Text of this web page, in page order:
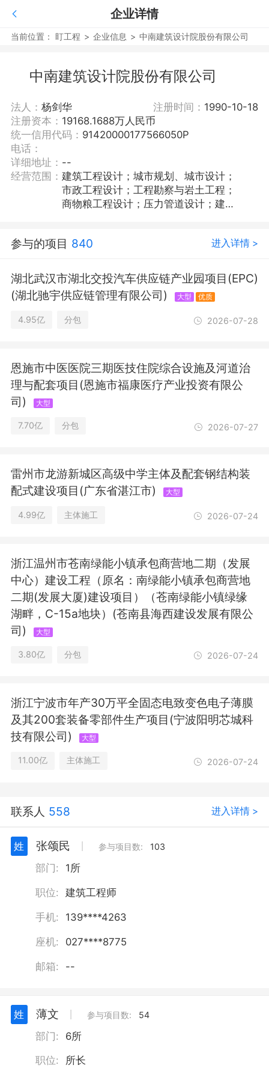
企业详情
当前位置： 盯工程 > 企业信息 > 中南建筑设计院股份有限公司
中南建筑设计院股份有限公司
法人： 杨剑华 注册时间： 1990-10-18
注册资本： 19168.1688万人民币
统一信用代码： 91420000177566050P
电话：
详细地址： --
经营范围： 建筑工程设计；城市规划、城市设计；
市政工程设计；工程勘察与岩土工程；
商物粮工程设计；压力管道设计；建筑
防设施工程、风景园林工程、人防工
及咨询服务；工程咨询及工程造价咨
询；建筑工程总承包、项目管理及技术
与管理服务；园林绿化工程施工；境外
建设工程的勘测、咨询、设计、项目管
理和总承包业务；会议展览服务；工程
参与的项目 840 进入详情 >
湖北武汉市湖北交投汽车供应链产业园项目(EPC)
(湖北驰宇供应链管理有限公司)
大型 优质
4.95亿 分包 2026-07-28
恩施市中医医院三期医技住院综合设施及河道治
理与配套项目(恩施市福康医疗产业投资有限公
司)
大型
7.70亿 分包 2026-07-27
雷州市龙游新城区高级中学主体及配套钢结构装
配式建设项目(广东省湛江市)
大型
4.99亿 主体施工 2026-07-24
浙江温州市苍南绿能小镇承包商营地二期（发展
中心）建设工程（原名：南绿能小镇承包商营地
二期(发展大厦)建设项目）（苍南绿能小镇绿缘
湖畔，C-15a地块）(苍南县海西建设发展有限公
司)
大型
3.80亿 分包 2026-07-24
浙江宁波市年产30万平全固态电致变色电子薄膜
及其200套装备零部件生产项目(宁波阳明芯城科
技有限公司)
大型
11.00亿 主体施工 2026-07-24
联系人 558 进入详情 >
姓 张颂民 参与项目数: 103
部门: 1所
职位: 建筑工程师
手机: 139****4263
座机: 027****8775
邮箱: --
姓 薄文 参与项目数: 54
部门: 6所
职位: 所长